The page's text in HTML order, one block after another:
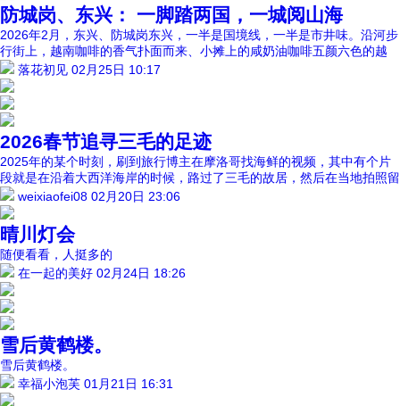
防城岗、东兴： 一脚踏两国，一城阅山海
2026年2月，东兴、防城岗东兴，一半是国境线，一半是市井味。沿河步
行街上，越南咖啡的香气扑面而来、小摊上的咸奶油咖啡五颜六色的越
落花初见 02月25日 10:17
2026春节追寻三毛的足迹
2025年的某个时刻，刷到旅行博主在摩洛哥找海鲜的视频，其中有个片
段就是在沿着大西洋海岸的时候，路过了三毛的故居，然后在当地拍照留
weixiaofei08 02月20日 23:06
晴川灯会
随便看看，人挺多的
在一起的美好 02月24日 18:26
雪后黄鹤楼。
雪后黄鹤楼。
幸福小泡芙 01月21日 16:31